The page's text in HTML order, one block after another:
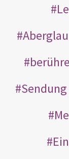
Sendung